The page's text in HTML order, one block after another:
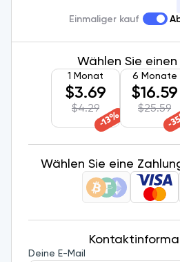
Einmaliger kauf
Wählen Sie
1 Monat
$3.69
$4.29
-
13
%
6 Monate
$16.59
$25.59
-
Wählen Sie eine
Deine E-Mail